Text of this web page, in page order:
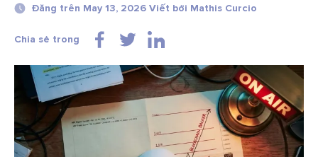
Đăng trên May 13, 2026 Viết bởi Mathis Curcio
Chia sẻ trong